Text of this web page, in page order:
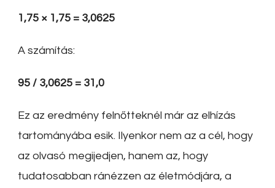
1,75 × 1,75 = 3,0625
A számítás:
95 / 3,0625 = 31,0
Ez az eredmény felnőtteknél már az elhízás
tartományába esik. Ilyenkor nem az a cél, hogy
az olvasó megijedjen, hanem az, hogy
tudatosabban ránézzen az életmódjára, a